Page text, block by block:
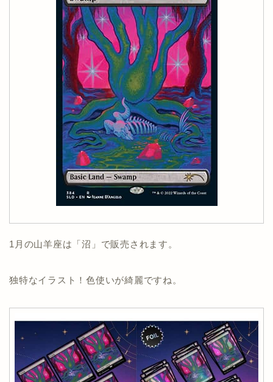
1月の山羊座は「沼」で販売されます。
独特なイラスト！色使いが綺麗ですね。